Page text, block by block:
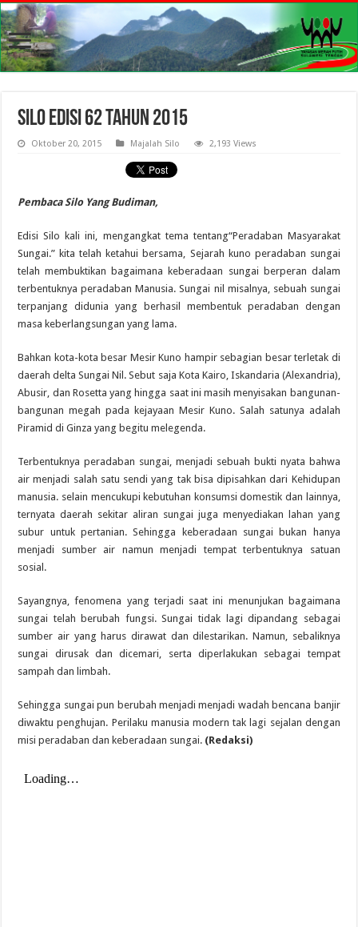
SILO Edisi 62 Tahun 2015
Oktober 20, 2015 Majalah Silo 2,193 Views
Pembaca Silo Yang Budiman,
Edisi Silo kali ini, mengangkat tema tentang“Peradaban Masyarakat
Sungai.” kita telah ketahui bersama, Sejarah kuno peradaban sungai
telah membuktikan bagaimana keberadaan sungai berperan dalam
terbentuknya peradaban Manusia. Sungai nil misalnya, sebuah sungai
terpanjang didunia yang berhasil membentuk peradaban dengan
masa keberlangsungan yang lama.
Bahkan kota-kota besar Mesir Kuno hampir sebagian besar terletak di
daerah delta Sungai Nil. Sebut saja Kota Kairo, Iskandaria (Alexandria),
Abusir, dan Rosetta yang hingga saat ini masih menyisakan bangunan-
bangunan megah pada kejayaan Mesir Kuno. Salah satunya adalah
Piramid di Ginza yang begitu melegenda.
Terbentuknya peradaban sungai, menjadi sebuah bukti nyata bahwa
air menjadi salah satu sendi yang tak bisa dipisahkan dari Kehidupan
manusia. selain mencukupi kebutuhan konsumsi domestik dan lainnya,
ternyata daerah sekitar aliran sungai juga menyediakan lahan yang
subur untuk pertanian. Sehingga keberadaan sungai bukan hanya
menjadi sumber air namun menjadi tempat terbentuknya satuan
sosial.
Sayangnya, fenomena yang terjadi saat ini menunjukan bagaimana
sungai telah berubah fungsi. Sungai tidak lagi dipandang sebagai
sumber air yang harus dirawat dan dilestarikan. Namun, sebaliknya
sungai dirusak dan dicemari, serta diperlakukan sebagai tempat
sampah dan limbah.
Sehingga sungai pun berubah menjadi menjadi wadah bencana banjir
diwaktu penghujan. Perilaku manusia modern tak lagi sejalan dengan
misi peradaban dan keberadaan sungai. (Redaksi)